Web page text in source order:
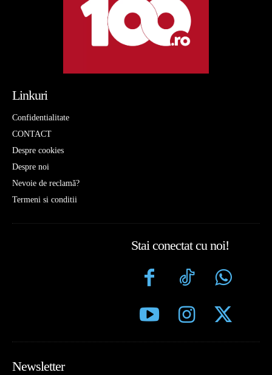
Linkuri
Confidentialitate
CONTACT
Despre cookies
Despre noi
Nevoie de reclamă?
Termeni si conditii
Stai conectat cu noi!
Newsletter